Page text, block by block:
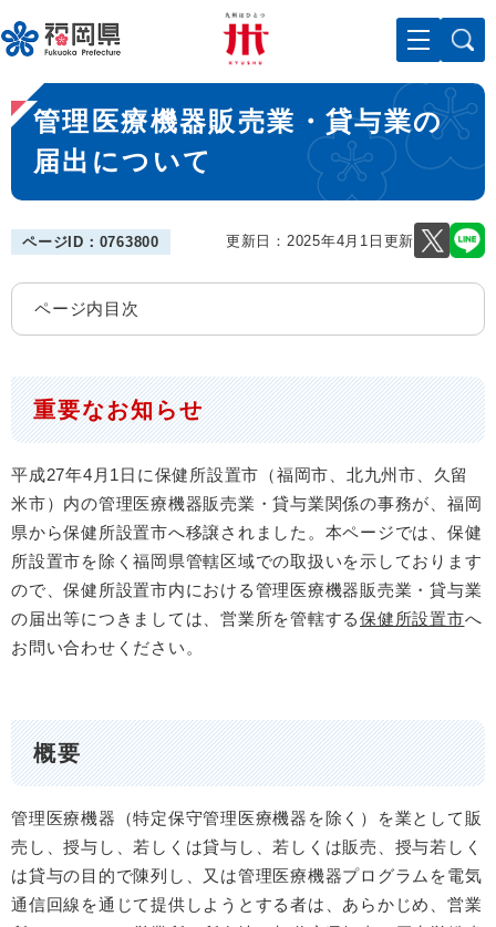
ー
ジ
先
頭
。
メニューを飛ばして本文へ
本
文
管理医療機器販売業・貸与業の
届出について
ページID：0763800 更新日：2025年4月1日更新
ページ内目次
重要なお知らせ
平成27年4月1日に保健所設置市（福岡市、北九州市、久留
米市）内の管理医療機器販売業・貸与業関係の事務が、福岡
県から保健所設置市へ移譲されました。本ページでは、保健
所設置市を除く福岡県管轄区域での取扱いを示しております
ので、保健所設置市内における管理医療機器販売業・貸与業
の届出等につきましては、営業所を管轄する保健所設置市へ
お問い合わせください。
概要
管理医療機器（特定保守管理医療機器を除く）を業として販
売し、授与し、若しくは貸与し、若しくは販売、授与若しく
は貸与の目的で陳列し、又は管理医療機器プログラムを電気
通信回線を通じて提供しようとする者は、あらかじめ、営業